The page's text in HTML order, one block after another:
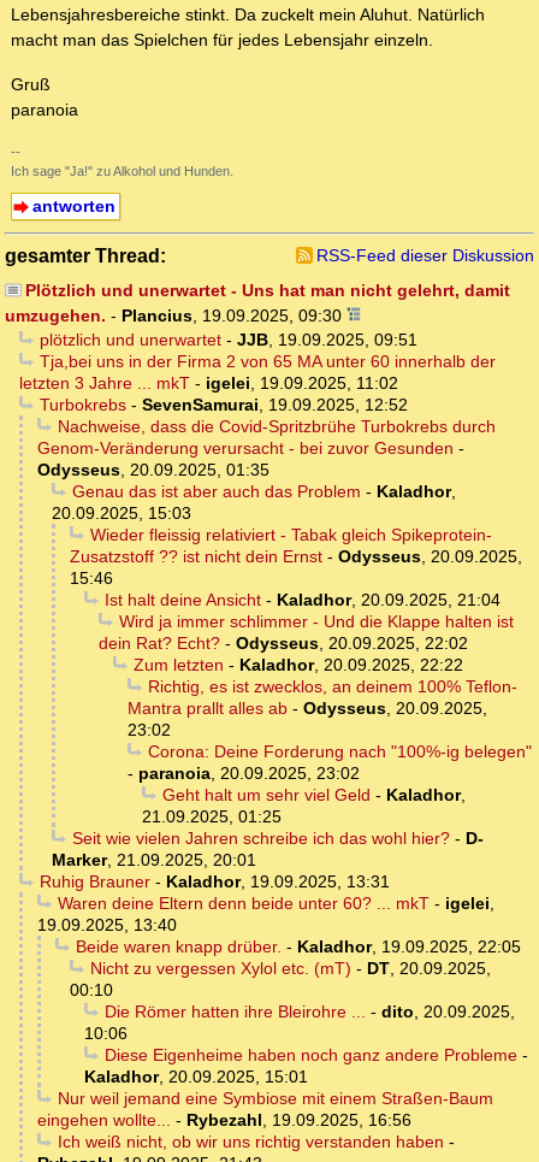
Lebensjahresbereiche stinkt. Da zuckelt mein Aluhut. Natürlich
macht man das Spielchen für jedes Lebensjahr einzeln.
Gruß
paranoia
--
Ich sage "Ja!" zu Alkohol und Hunden.
antworten
gesamter Thread:
RSS-Feed dieser Diskussion
Plötzlich und unerwartet - Uns hat man nicht gelehrt, damit
umzugehen. - Plancius, 19.09.2025, 09:30
plötzlich und unerwartet- JJB, 19.09.2025, 09:51
Tja,bei uns in der Firma 2 von 65 MA unter 60 innerhalb der
letzten 3 Jahre ... mkT - igelei, 19.09.2025, 11:02
Turbokrebs- SevenSamurai, 19.09.2025, 12:52
Nachweise, dass die Covid-Spritzbrühe Turbokrebs durch
Genom-Veränderung verursacht - bei zuvor Gesunden -
Odysseus, 20.09.2025, 01:35
Genau das ist aber auch das Problem - Kaladhor,
20.09.2025, 15:03
Wieder fleissig relativiert - Tabak gleich Spikeprotein-
Zusatzstoff ?? ist nicht dein Ernst - Odysseus, 20.09.2025,
15:46
Ist halt deine Ansicht- Kaladhor, 20.09.2025, 21:04
Wird ja immer schlimmer - Und die Klappe halten ist
dein Rat? Echt? - Odysseus, 20.09.2025, 22:02
Zum letzten - Kaladhor, 20.09.2025, 22:22
Richtig, es ist zwecklos, an deinem 100% Teflon-
Mantra prallt alles ab - Odysseus, 20.09.2025,
23:02
Corona: Deine Forderung nach "100%-ig belegen"
- paranoia, 20.09.2025, 23:02
Geht halt um sehr viel Geld - Kaladhor,
21.09.2025, 01:25
Seit wie vielen Jahren schreibe ich das wohl hier?- D-
Marker, 21.09.2025, 20:01
Ruhig Brauner- Kaladhor, 19.09.2025, 13:31
Waren deine Eltern denn beide unter 60? ... mkT- igelei,
19.09.2025, 13:40
Beide waren knapp drüber. - Kaladhor, 19.09.2025, 22:05
Nicht zu vergessen Xylol etc. (mT) - DT, 20.09.2025,
00:10
Die Römer hatten ihre Bleirohre ... - dito, 20.09.2025,
10:06
Diese Eigenheime haben noch ganz andere Probleme-
Kaladhor, 20.09.2025, 15:01
Nur weil jemand eine Symbiose mit einem Straßen-Baum
eingehen wollte... - Rybezahl, 19.09.2025, 16:56
Ich weiß nicht, ob wir uns richtig verstanden haben -